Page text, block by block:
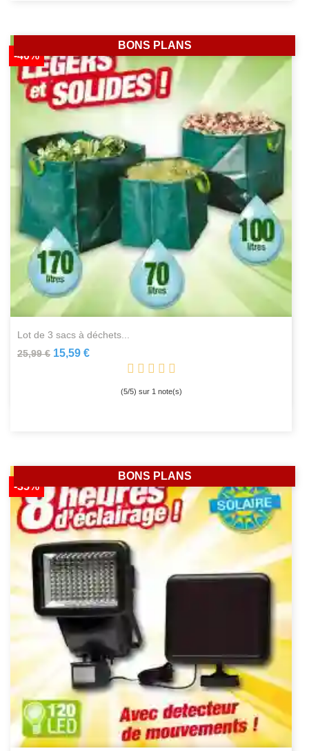
lot de 3 sacs à déchets...
25,99 €
-40%
15,59 €
(5/5) sur 1note(s)
BONS PLANS
-35%
BONS PLANS